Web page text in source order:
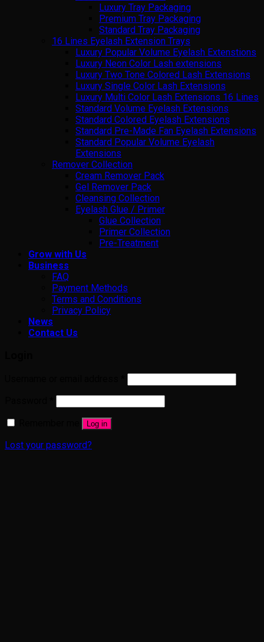
Luxury Tray Packaging
Premium Tray Packaging
Standard Tray Packaging
16 Lines Eyelash Extension Trays
Luxury Popular Volume Eyelash Extenstions
Luxury Neon Color Lash extensions
Luxury Two Tone Colored Lash Extensions
Luxury Single Color Lash Extensions
Luxury Multi Color Lash Extensions 16 Lines
Standard Volume Eyelash Extensions
Standard Colored Eyelash Extensions
Standard Pre-Made Fan Eyelash Extensions
Standard Popular Volume Eyelash
Extensions
Remover Collection
Cream Remover Pack
Gel Remover Pack
Cleansing Collection
Eyelash Glue / Primer
Glue Collection
Primer Collection
Pre-Treatment
Grow with Us
Business
FAQ
Payment Methods
Terms and Conditions
Privacy Policy
News
Contact Us
Log in
Lost your password?